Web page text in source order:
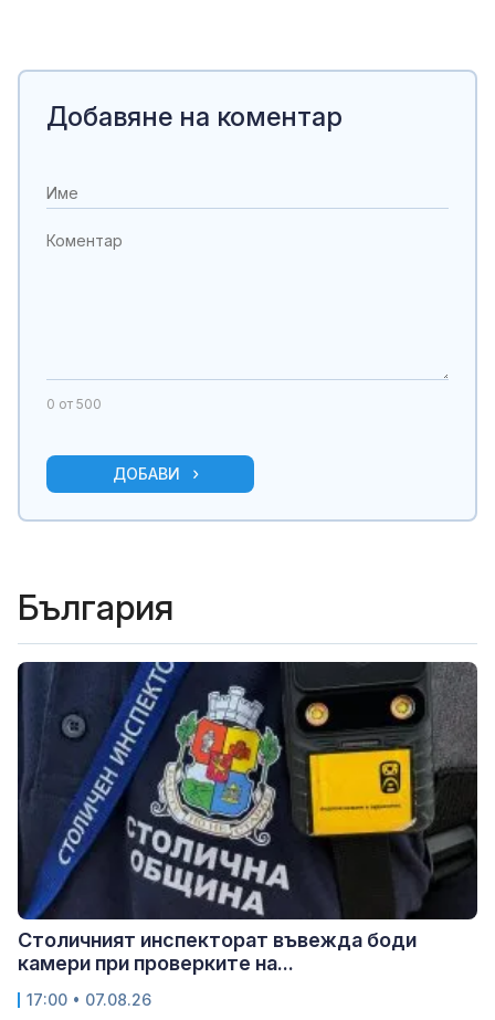
Добавяне на коментар
0 от 500
ДОБАВИ
България
Столичният инспекторат въвежда боди
камери при проверките на...
17:00 • 07.08.26